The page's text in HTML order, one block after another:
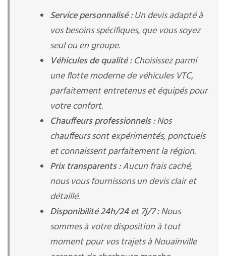
Service personnalisé :Un devis adapté à
vos besoins spécifiques, que vous soyez
seul ou en groupe.
Véhicules de qualité :Choisissez parmi
une flotte moderne de véhicules VTC,
parfaitement entretenus et équipés pour
votre confort.
Chauffeurs professionnels :Nos
chauffeurs sont expérimentés, ponctuels
et connaissent parfaitement la région.
Prix transparents :Aucun frais caché,
nous vous fournissons un devis clair et
détaillé.
Disponibilité 24h/24 et 7j/7 :Nous
sommes à votre disposition à tout
moment pour vos trajets à Nouainville